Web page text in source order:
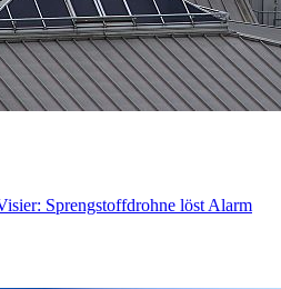
Sprengstoffdrohne löst Alarm